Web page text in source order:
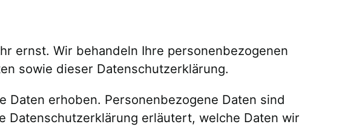
ernst. Wir behandeln Ihre personenbezogenen
sowie dieser Datenschutzerklärung.
erhoben. Personenbezogene Daten sind
erläutert, welche Daten wir